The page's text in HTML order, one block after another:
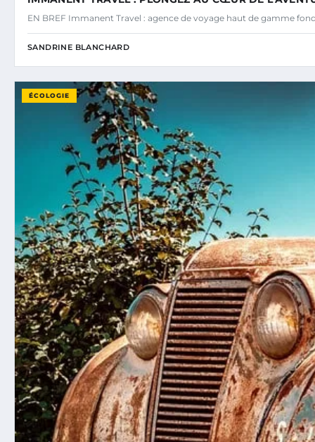
EN BREF Immanent Travel : agence de voyage haut de gamme
SANDRINE BLANCHARD
ÉCOLOGIE